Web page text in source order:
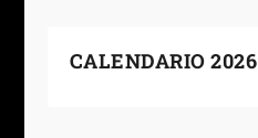
CALENDARIO 2026